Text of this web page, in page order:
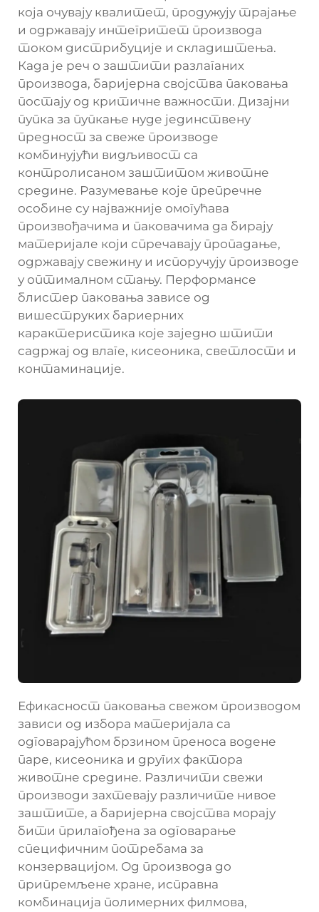
која очувају квалитет, продужују трајање
и одржавају интегритет производа
током дистрибуције и складиштења.
Када је реч о заштити разлаганих
производа, баријерна својства паковања
постају од критичне важности. Дизајни
пупка за пупкање нуде јединствену
предност за свеже производе
комбинујући видљивост са
контролисаном заштитом животне
средине. Разумевање које препречне
особине су најважније омогућава
произвођачима и паковачима да бирају
материјале који спречавају пропадање,
одржавају свежину и испоручују производе
у оптималном стању. Перформансе
блистер паковања зависе од
вишеструких бариерних
карактеристика које заједно штити
садржај од влаге, кисеоника, светлости и
контаминације.
Ефикасност паковања свежом производом
зависи од избора материјала са
одговарајућом брзином преноса водене
паре, кисеоника и других фактора
животне средине. Различити свежи
производи захтевају различите нивое
заштите, а баријерна својства морају
бити прилагођена за одговарање
специфичним потребама за
конзервацијом. Од производа до
припремљене хране, исправна
комбинација полимерних филмова,